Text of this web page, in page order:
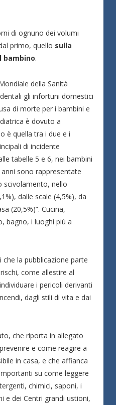
di ognuno dei volumi
primo, quello sulla
bambino.
della Sanità
gli infortuni domestici
di morte per i bambini e
è dovuto a
è quella tra i due e i
di incidente
tabelle 5 e 6, nei bambini
sono rappresentate
scivolamento, nello
dalle scale (4,5%), da
(20,5%)”. Cucina,
bagno, i luoghi più a
che la pubblicazione parte
come allestire al
i pericoli derivanti
dagli stili di vita e dai
che riporta in allegato
e come reagire a
in casa, e che affianca
su come leggere
chimici, saponi, i
e dei Centri grandi ustioni,